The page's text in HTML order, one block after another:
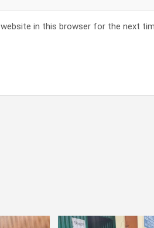
website in this browser for the next